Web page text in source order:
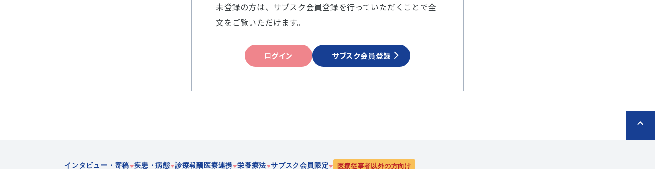
未登録の方は、サブスク会員登録を行っていただくことで全
文をご覧いただけます。
ログイン サブスク会員登録
インタビュー・寄稿 疾患・病態 診療報酬 医療連携 栄養療法 サブスク会員限定 医療従事者以外の方向け